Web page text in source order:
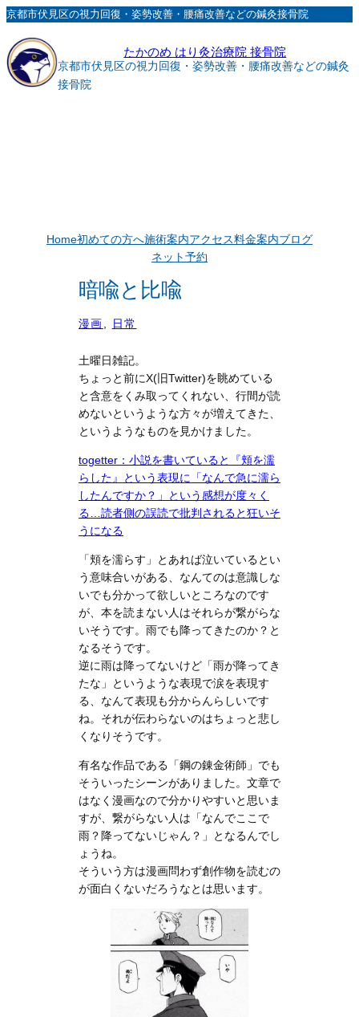
内
を
ス
キ
京都市伏見区の視力回復・姿勢改善・腰痛改善などの鍼灸接骨院
たかのめ はり灸治療院 接骨院
京都市伏見区の視力回復・姿勢改善・腰痛改善などの鍼灸
接骨院
Home初めての方へ施術案内アクセス料金案内ブログ
ネット予約
暗喩と比喩
漫画 日常
土曜日雑記。
ちょっと前にX(旧Twitter)を眺めている
と含意をくみ取ってくれない、行間が読
めないというような方々が増えてきた、
というようなものを見かけました。
togetter：小説を書いていると『頬を濡
らした』という表現に「なんで急に濡ら
したんですか？」という感想が度々く
る…読者側の誤読で批判されると狂いそ
うになる
「頬を濡らす」とあれば泣いているとい
う意味合いがある、なんてのは意識しな
いでも分かって欲しいところなのです
が、本を読まない人はそれらが繋がらな
いそうです。雨でも降ってきたのか？と
なるそうです。
逆に雨は降ってないけど「雨が降ってき
たな」というような表現で涙を表現す
る、なんて表現も分からんらしいです
ね。それが伝わらないのはちょっと悲し
くなりそうです。
有名な作品である「鋼の錬金術師」でも
そういったシーンがありました。文章で
はなく漫画なので分かりやすいと思いま
すが、繋がらない人は「なんでここで
雨？降ってないじゃん？」となるんでし
ょうね。
そういう方は漫画問わず創作物を読むの
が面白くないだろうなとは思います。